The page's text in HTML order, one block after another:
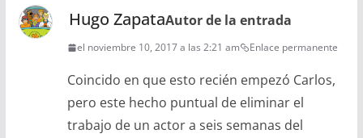
Hugo ZapataAutor de la entrada
el noviembre 10, 2017 a las 2:21 am Enlace permanente
Coincido en que esto recién empezó Carlos,
pero este hecho puntual de eliminar el
trabajo de un actor a seis semanas del